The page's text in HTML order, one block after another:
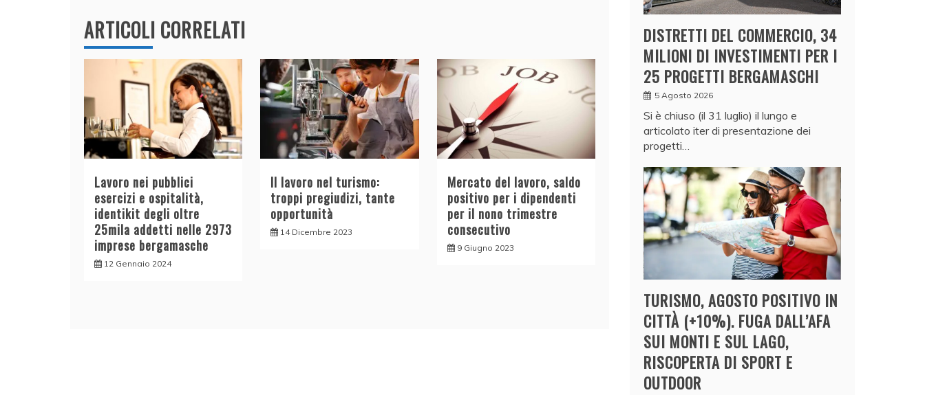
k
ARTICOLI CORRELATI
Lavoro nei pubblici
esercizi e ospitalità,
identikit degli oltre
25mila addetti nelle 2973
imprese bergamasche
12 Gennaio 2024
Il lavoro nel turismo:
troppi pregiudizi, tante
opportunità
14 Dicembre 2023
Mercato del lavoro, saldo
positivo per i dipendenti
per il nono trimestre
consecutivo
9 Giugno 2023
DISTRETTI DEL COMMERCIO, 34
MILIONI DI INVESTIMENTI PER I
25 PROGETTI BERGAMASCHI
5 Agosto 2026
Si è chiuso (il 31 luglio) il lungo e
articolato iter di presentazione dei
progetti…
TURISMO, AGOSTO POSITIVO IN
CITTÀ (+10%). FUGA DALL’AFA
SUI MONTI E SUL LAGO,
RISCOPERTA DI SPORT E
OUTDOOR